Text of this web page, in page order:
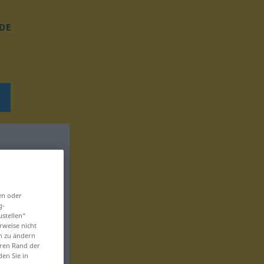
DE
oder
nicht
zu ändern
Rand der
Sie in